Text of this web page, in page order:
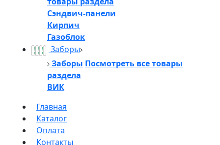
Сэндвич-панели
Кирпич
Газоблок
Заборы
Заборы Посмотреть все товары
раздела
ВИК
Главная
Каталог
Оплата
Контакты